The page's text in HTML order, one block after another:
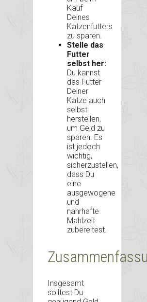
Kauf
Deines
Katzenfutters
zu sparen.
Stelle das
Futter
selbst her:
Du kannst
das Futter
Deiner
Katze auch
selbst
herstellen,
um Geld zu
sparen. Es
ist jedoch
wichtig,
sicherzustellen,
dass Du
eine
ausgewogene
und
nahrhafte
Mahlzeit
zubereitest.
Insgesamt
solltest Du